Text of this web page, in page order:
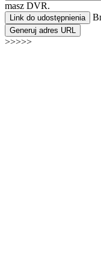
masz DVR.
Link do udostępnienia
Generuj adres URL
>>>>>